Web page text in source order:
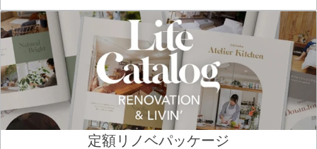
定額リノベパッケージ